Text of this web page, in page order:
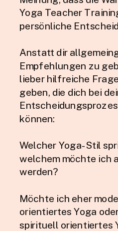
Yoga Teacher
persönliche
Anstatt dir
Empfehlungen zu
lieber hilfreiche
geben, die dich bei
können:
Welcher Yoga-Stil
welchem möchte ich
werden?
Möchte ich eher
orientiertes Yoga
spirituell orientiertes